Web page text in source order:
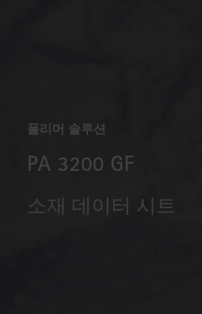
폴리머 솔루션
PA 3200 GF
소재 데이터 시트